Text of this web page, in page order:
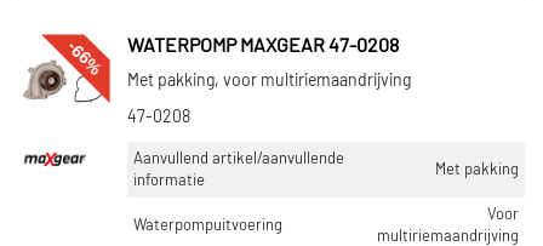
-66% WATERPOMP MAXGEAR 47-0208
Met pakking, voor multiriemaandrijving
47-0208
Aanvullend artikel/aanvullende
informatie
Met pakking
Waterpompuitvoering
Voor
multiriemaandrijving